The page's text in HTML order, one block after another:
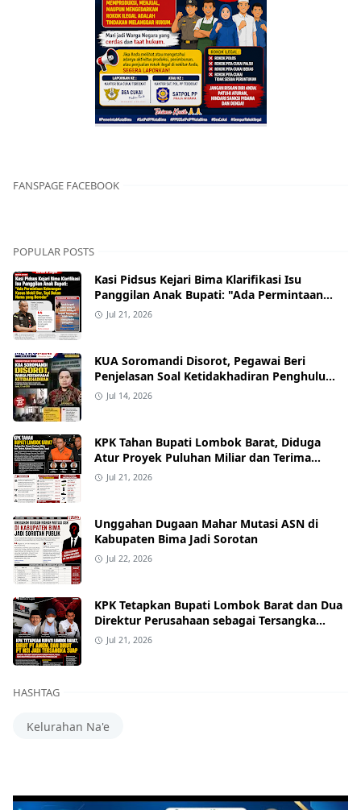
FANSPAGE FACEBOOK
POPULAR POSTS
Kasi Pidsus Kejari Bima Klarifikasi Isu
Panggilan Anak Bupati: "Ada Permintaan
Keterangan Kasus Mobil Bor, Tapi Bukan
Jul 21, 2026
KUA Soromandi Disorot, Pegawai Beri
Penjelasan Soal Ketidakhadiran Penghulu
pada Akad Nikah Mualaf
Jul 14, 2026
KPK Tahan Bupati Lombok Barat, Diduga
Atur Proyek Puluhan Miliar dan Terima
Alphard hingga Uang Tunai
Jul 21, 2026
Unggahan Dugaan Mahar Mutasi ASN di
Kabupaten Bima Jadi Sorotan
Jul 22, 2026
KPK Tetapkan Bupati Lombok Barat dan Dua
Direktur Perusahaan sebagai Tersangka
Dugaan Suap Proyek
Jul 21, 2026
HASHTAG
Kelurahan Na'e